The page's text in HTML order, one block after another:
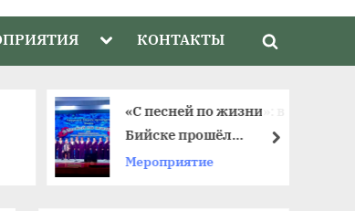
Toggle
menu
КОНТАКТЫ
Toggle
«С песней по жизни»: в
Бийске прошёл
юбилейный фестиваль
Мероприятие
далее